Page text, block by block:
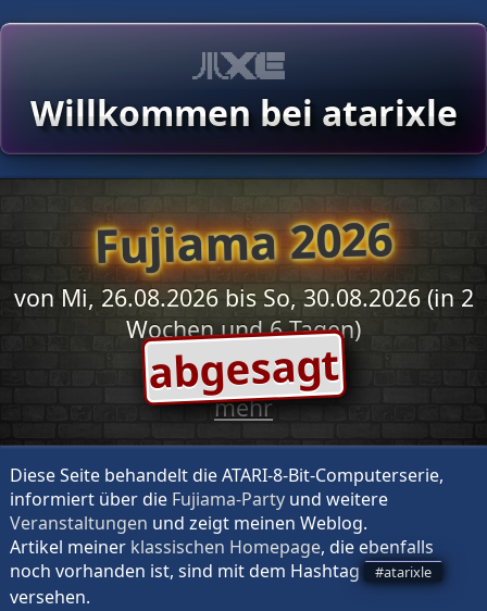
Willkommen bei atarixle
Fujiama 2026
von Mi, 26.08.2026 bis So, 30.08.2026 (in 2
Wochen und 6 Tagen)
abgesagt
mehr
Diese Seite behandelt die ATARI-8-Bit-Computerserie,
informiert über die Fujiama-Partyund weitere
Veranstaltungen und zeigt meinen Weblog.
Artikel meiner klassischen Homepage, die ebenfalls
noch vorhanden ist, sind mit dem Hashtag
atarixle
versehen.